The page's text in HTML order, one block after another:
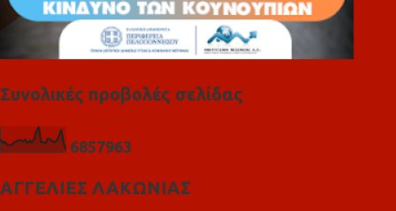
Συνολικές προβολές σελίδας
6857963
ΑΓΓΕΛΙΕΣ ΛΑΚΩΝΙΑΣ